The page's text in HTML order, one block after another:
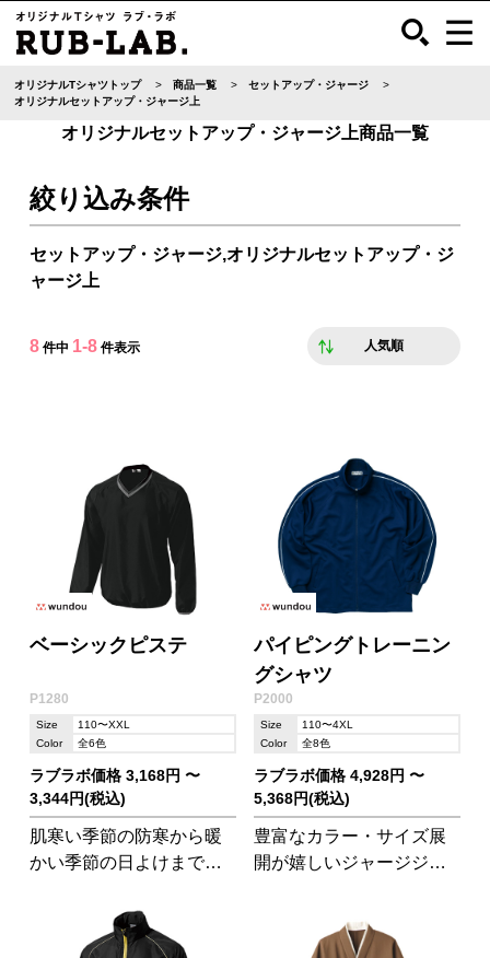
オリジナルTシャツトップ 商品一覧
セットアップ・ジャージ
オリジナルセットアップ・ジャージ上
オリジナルセットアップ・ジャージ上商品一覧
絞り込み条件
セットアップ・ジャージ,オリジナルセットアップ・ジ
ャージ上
8件中 1-8件表示 人気順
ベーシックピステ
P1280
Size
110〜XXL
Color
全6色
ラブラボ価格 3,168円 〜
3,344円(税込)
肌寒い季節の防寒から暖
かい季節の日よけまで、
アイテムです。チームで
揃えれば団結力アップ間
パイピングトレーニン
グシャツ
P2000
Size
110〜4XL
Color
全8色
ラブラボ価格 4,928円 〜
5,368円(税込)
豊富なカラー・サイズ展
開が嬉しいジャージジャ
(P2050)やパイピングハー